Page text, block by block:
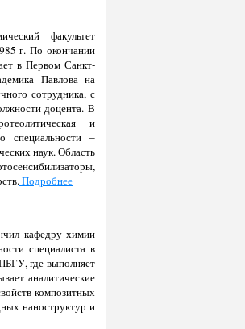
факультет
г. По окончании
в Первом Санкт-
Павлова на
сотрудника, с
доцента. В
и
специальности –
наук. Область
Подробнее
кафедру химии
специалиста в
где выполняет
аналитические
композитных
наноструктур и